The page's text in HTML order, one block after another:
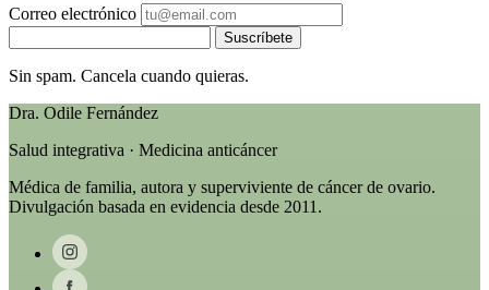
Correo electrónico
Suscríbete
Sin spam. Cancela cuando quieras.
Dra. Odile Fernández
Salud integrativa · Medicina anticáncer
Médica de familia, autora y superviviente de cáncer de ovario.
Divulgación basada en evidencia desde 2011.